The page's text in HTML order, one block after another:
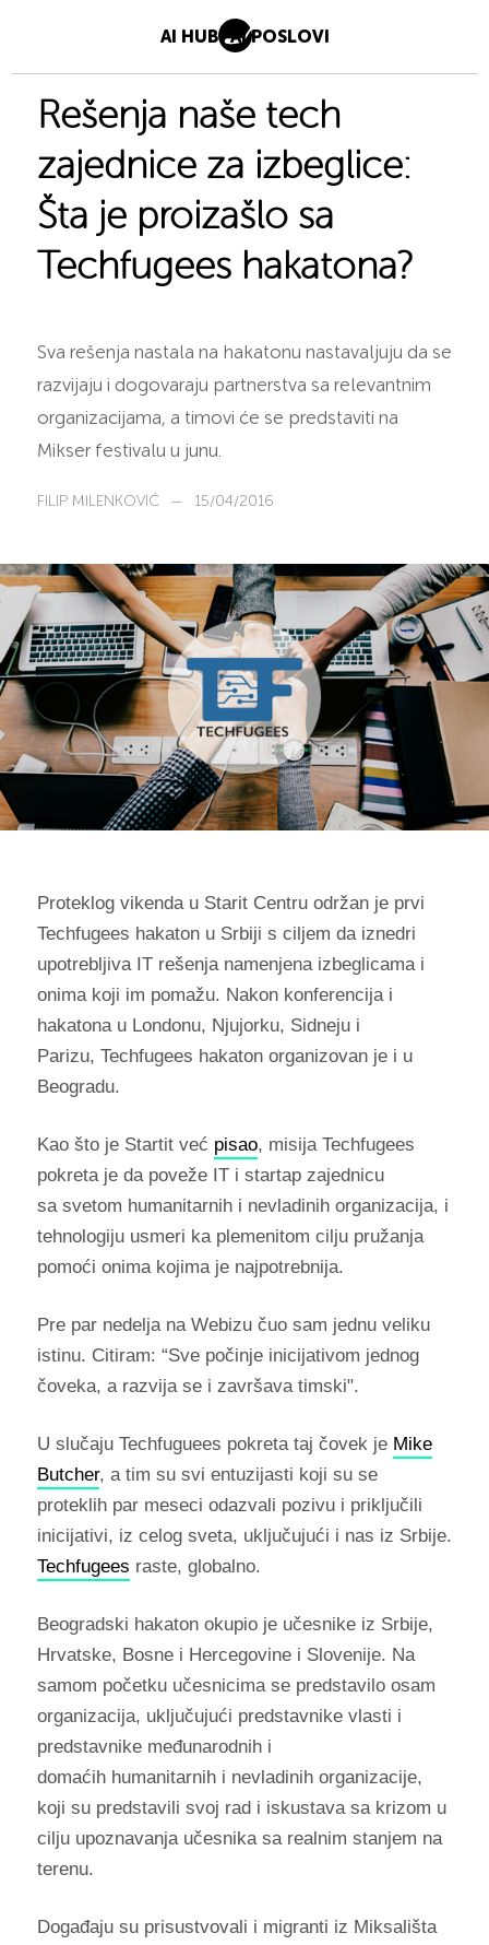
AI HUB AI POSLOVI
Rešenja naše tech
zajednice za izbeglice:
Šta je proizašlo sa
Techfugees hakatona?
Sva rešenja nastala na hakatonu nastavaljuju da se
razvijaju i dogovaraju partnerstva sa relevantnim
organizacijama, a timovi će se predstaviti na
Mikser festivalu u junu.
FILIP MILENKOVIĆ — 15/04/2016
Proteklog vikenda u Starit Centru održan je prvi
Techfugees hakaton u Srbiji s ciljem da iznedri
upotrebljiva IT rešenja namenjena izbeglicama i
onima koji im pomažu. Nakon konferencija i
hakatona u Londonu, Njujorku, Sidneju i
Parizu, Techfugees hakaton organizovan je i u
Beogradu.
Kao što je Startit već pisao, misija Techfugees
pokreta je da poveže IT i startap zajednicu
sa svetom humanitarnih i nevladinih organizacija, i
tehnologiju usmeri ka plemenitom cilju pružanja
pomoći onima kojima je najpotrebnija.
Pre par nedelja na Webizu čuo sam jednu veliku
istinu. Citiram: “Sve počinje inicijativom jednog
čoveka, a razvija se i završava timski".
U slučaju Techfuguees pokreta taj čovek je Mike
Butcher, a tim su svi entuzijasti koji su se
proteklih par meseci odazvali pozivu i priključili
inicijativi, iz celog sveta, uključujući i nas iz Srbije.
Techfugees raste, globalno.
Beogradski hakaton okupio je učesnike iz Srbije,
Hrvatske, Bosne i Hercegovine i Slovenije. Na
samom početku učesnicima se predstavilo osam
organizacija, uključujući predstavnike vlasti i
predstavnike međunarodnih i
domaćih humanitarnih i nevladinih organizacije,
koji su predstavili svoj rad i iskustava sa krizom u
cilju upoznavanja učesnika sa realnim stanjem na
terenu.
Događaju su prisustvovali i migranti iz Miksališta